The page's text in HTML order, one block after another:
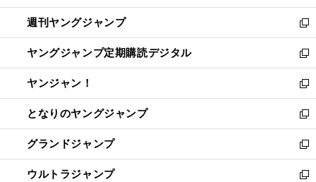
開
く
ウ
で
開
く
ン
ド
ウ
で
開
く
ウ
ィ
ン
ド
ウ
で
開
く
週刊ヤングジャンプ
新
し
い
ウ
ィ
ン
ド
ウ
で
開
く
ヤングジャンプ定期購読デジタル
新
し
い
ウ
ィ
ン
ド
ウ
で
ヤンジャン！
新
し
い
ウ
ィ
ン
ド
となりのヤングジャンプ
新
し
い
ウ
ィ
グランドジャンプ
新
し
い
ウルトラジャンプ
新